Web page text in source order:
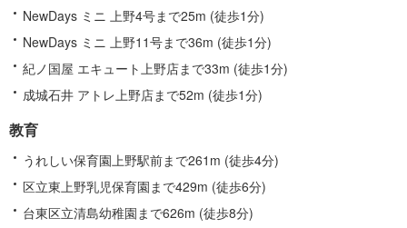
NewDays ミニ 上野4号まで25m (徒歩1分)
NewDays ミニ 上野11号まで36m (徒歩1分)
紀ノ国屋 エキュート上野店まで33m (徒歩1分)
成城石井 アトレ上野店まで52m (徒歩1分)
教育
うれしい保育園上野駅前まで261m (徒歩4分)
区立東上野乳児保育園まで429m (徒歩6分)
台東区立清島幼稚園まで626m (徒歩8分)